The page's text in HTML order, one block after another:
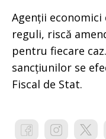
Agenții
reguli, riscă
pentru fiecare
sancțiunilor se
Fiscal de Stat.